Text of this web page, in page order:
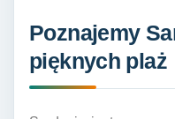
Poznajemy
pięknych plaż